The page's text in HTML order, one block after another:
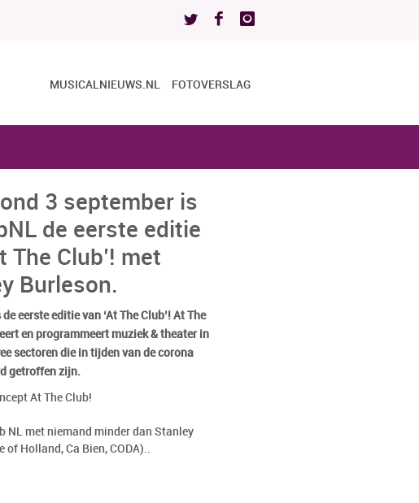
MUSICALNIEUWS.NL FOTOVERSLAG
3 september is
de eerste editie
The Club’! met
Burleson.
eerste editie van ‘At The Club’! At The
en programmeert muziek & theater in
sectoren die in tijden van de corona
getroffen zijn.
At The Club!
NL met niemand minder dan Stanley
of Holland, Ca Bien, CODA)..